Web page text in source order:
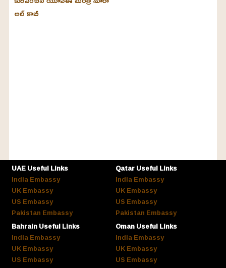
అల్‌ కాబీ
UAE Useful Links
India Embassy
UK Embassy
US Embassy
Pakistan Embassy
Qatar Useful Links
India Embassy
UK Embassy
US Embassy
Pakistan Embassy
Bahrain Useful Links
India Embassy
UK Embassy
US Embassy
Oman Useful Links
India Embassy
UK Embassy
US Embassy